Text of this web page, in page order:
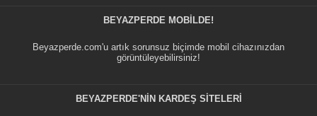
BEYAZPERDE MOBILDE!
Beyazperde.com'u artık sorunsuz biçimde mobil cihazınızdan
görüntüleyebilirsiniz!
BEYAZPERDE'NIN KARDEŞ SİTELERİ